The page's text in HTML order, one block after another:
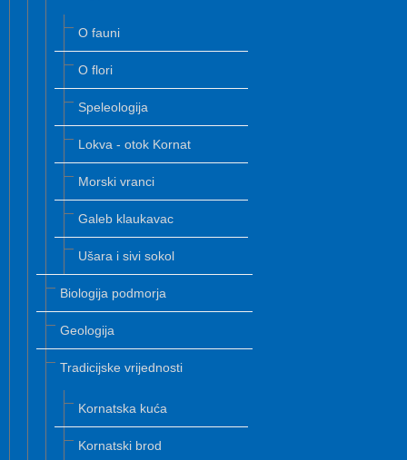
O fauni
O flori
Speleologija
Lokva - otok Kornat
Morski vranci
Galeb klaukavac
Ušara i sivi sokol
Biologija podmorja
Geologija
Tradicijske vrijednosti
Kornatska kuća
Kornatski brod